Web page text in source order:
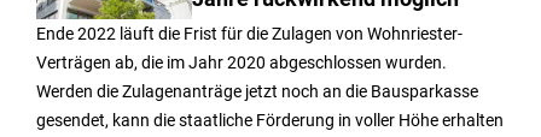
Ende 2022 läuft die Frist für die Zulagen von Wohnriester-
Verträgen ab, die im Jahr 2020 abgeschlossen wurden.
Werden die Zulagenanträge jetzt noch an die Bausparkasse
gesendet, kann die staatliche Förderung in voller Höhe erhalten